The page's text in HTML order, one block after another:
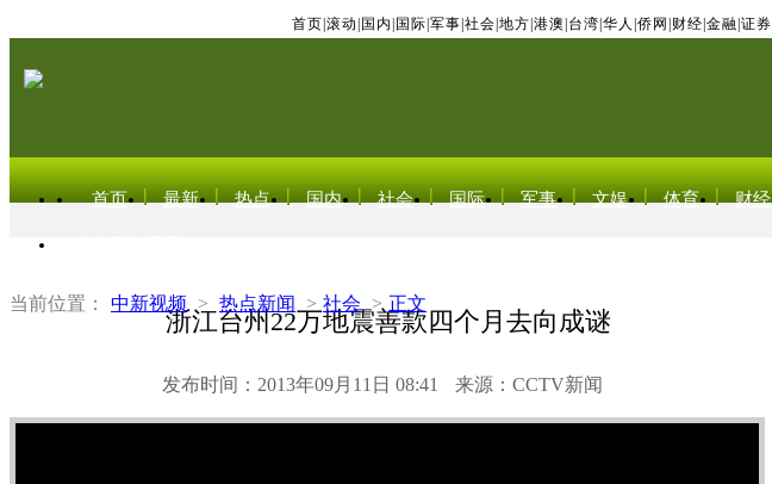
首页 滚动 国内 国际 军事 社会 地方 港澳 台湾 华人 侨网 财经 金融 证券
首页 最新 热点 国内 社会 国际 军事 文娱 体育 财经
当前位置： 中新视频 > 热点新闻 > 社会 > 正文
浙江台州22万地震善款四个月去向成谜
发布时间：2013年09月11日 08:41 来源：CCTV新闻